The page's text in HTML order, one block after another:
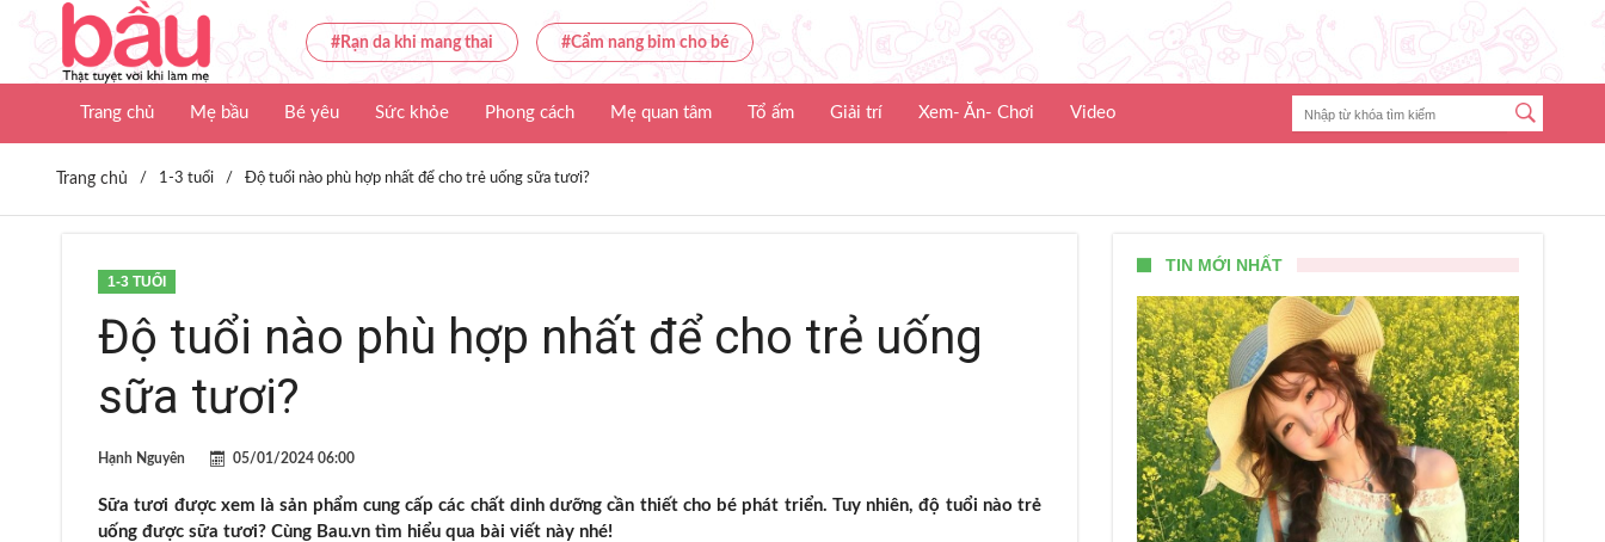
#Rạn da khi mang thai #Cẩm nang bỉm cho bé
Trang chủ Mẹ bầu Bé yêu Sức khỏe Phong cách Mẹ quan tâm Tổ ấm Giải trí Xem- Ăn- Chơi Video
Trang chủ / 1-3 tuổi / Độ tuổi nào phù hợp nhất để cho trẻ uống sữa tươi?
1-3 TUỔI
Độ tuổi nào phù hợp nhất để cho trẻ uống
sữa tươi?
Hạnh Nguyên 05/01/2024 06:00
Sữa tươi được xem là sản phẩm cung cấp các chất dinh dưỡng cần thiết cho bé phát triển. Tuy nhiên, độ tuổi nào trẻ
uống được sữa tươi? Cùng Bau.vn tìm hiểu qua bài viết này nhé!
TIN MỚI NHẤT